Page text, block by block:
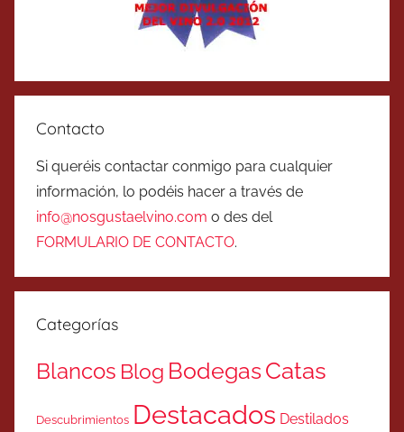
Contacto
Si queréis contactar conmigo para cualquier
información, lo podéis hacer a través de
info@nosgustaelvino.com o des del
FORMULARIO DE CONTACTO.
Categorías
Blancos Blog BodegasCatas
Descubrimientos Destacados Destilados